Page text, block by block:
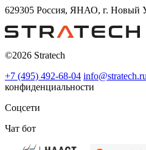
629305 Россия, ЯНАО, г. Новый
©2026 Stratech
+7 (495) 492-68-04 info@stratech.ru
конфиденциальности
Соцсети
Чат бот